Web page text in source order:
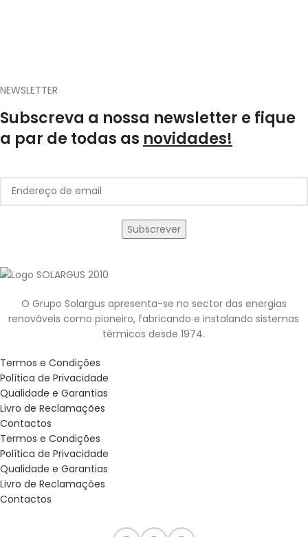
NEWSLETTER
Subscreva a nossa newsletter e fique
a par de todas as novidades!
O Grupo Solargus apresenta-se no sector das energias
renováveis como pioneiro, fabricando e instalando sistemas
térmicos desde 1974.
Termos e Condições
Política de Privacidade
Qualidade e Garantias
Livro de Reclamações
Contactos
Termos e Condições
Política de Privacidade
Qualidade e Garantias
Livro de Reclamações
Contactos